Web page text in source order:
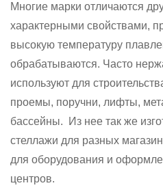
Многие марки отличаются
характерными свойствами,
высокую температуру
обрабатываются. Часто
используют для
проемы, поручни, лифты,
бассейны. Из нее так же
стеллажи для разных
для оборудования и
центров.